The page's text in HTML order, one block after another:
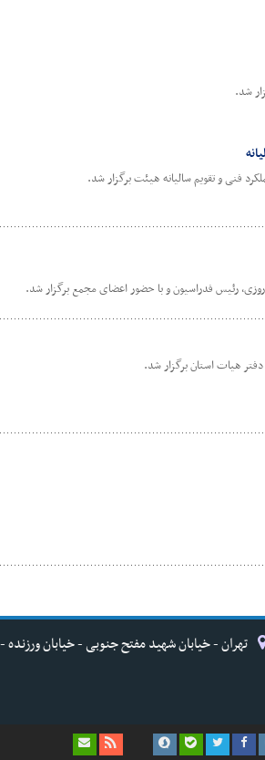
شد.
فنی و تقویم سالیانه هیئت برگزار شد.
رئیس فدراسیون و با حضور اعضای مجمع برگزار شد.
هیات استان برگزار شد.
تهران - خیابان شهید مفتح جنوبی - خیابان ورزنده - پلاک ۱۷ - فدراسیون